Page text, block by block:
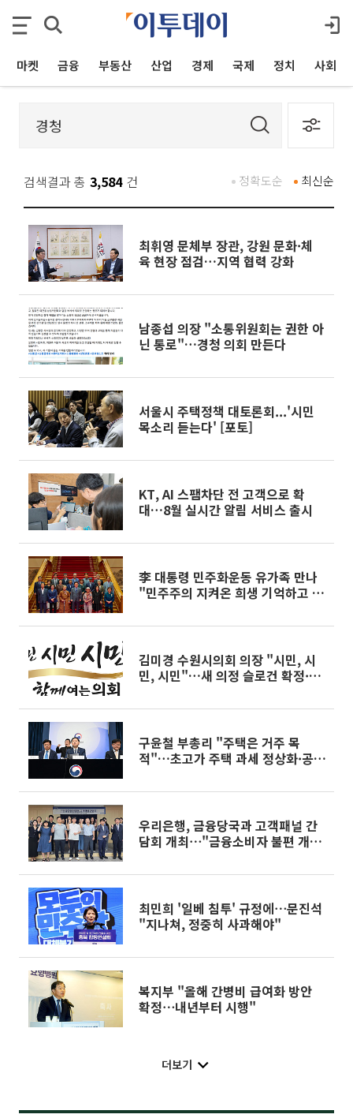
마켓 금융 부동산 산업 경제 국제 정치 사회
검색결과 총 3,584 건 최신순
정확도순
최휘영 문체부 장관, 강원 문화·체
육 현장 점검…지역 협력 강화
남종섭 의장 "소통위원회는 권한 아
닌 통로"…경청 의회 만든다
서울시 주택정책 대토론회...'시민
목소리 듣는다' [포토]
KT, AI 스팸차단 전 고객으로 확
대…8월 실시간 알림 서비스 출시
李 대통령 민주화운동 유가족 만나
"민주주의 지켜온 희생 기억하고 예
김미경 수원시의회 의장 "시민, 시
민, 시민"…새 의정 슬로건 확정·정
구윤철 부총리 "주택은 거주 목
적"…초고가 주택 과세 정상화·공
우리은행, 금융당국과 고객패널 간
담회 개최⋯"금융소비자 불편 개
최민희 '일베 침투' 규정에⋯문진석
"지나쳐, 정중히 사과해야"
복지부 "올해 간병비 급여화 방안
확정⋯내년부터 시행"
더보기